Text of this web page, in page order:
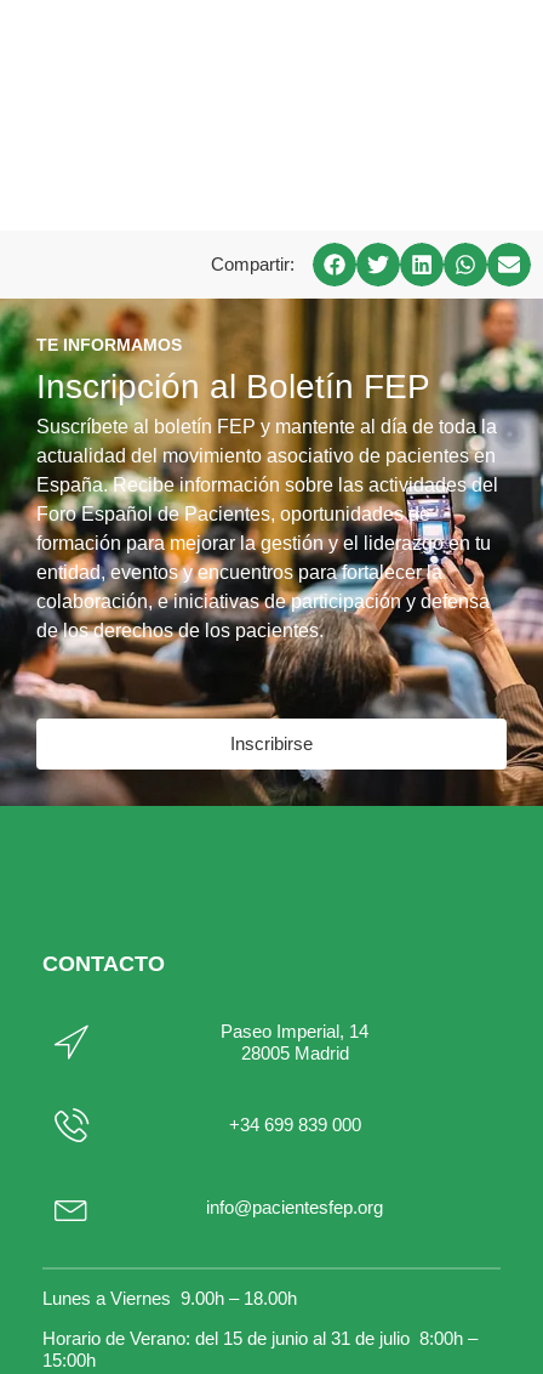
Compartir:
TE INFORMAMOS
Inscripción al Boletín FEP
Suscríbete al boletín FEP y mantente al día de toda la
actualidad del movimiento asociativo de pacientes en
España. Recibe información sobre las actividades del
Foro Español de Pacientes, oportunidades de
formación para mejorar la gestión y el liderazgo en tu
entidad, eventos y encuentros para fortalecer la
colaboración, e iniciativas de participación y defensa
de los derechos de los pacientes.
Inscribirse
CONTACTO
Paseo Imperial, 14
28005 Madrid
+34 699 839 000
info@pacientesfep.org
Lunes a Viernes 9.00h – 18.00h
Horario de Verano: del 15 de junio al 31 de julio 8:00h –
15:00h